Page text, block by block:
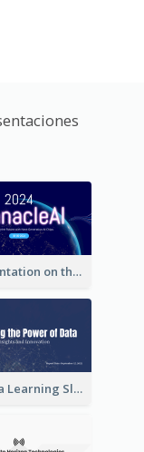
A Presentation on the Revolutionary Development of AI Chips
Big Data Learning Slide